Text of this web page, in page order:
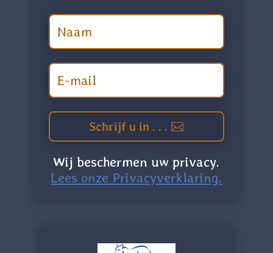
Schrijf u in . . .
Wij beschermen uw privacy.
Lees onze Privacyverklaring.